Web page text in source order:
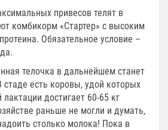
привесов телят в
комбикорм «Стартер» с высоким
Обязательное условие –
телочка в дальнейшем станет
есть коровы, удой которых
достигает 60-65 кг
раньше не могли и думать,
столько молока! Пока в